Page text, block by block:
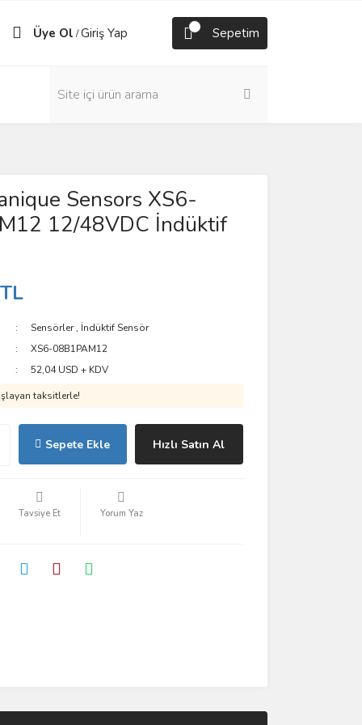
Üye Ol /Giriş Yap Sepetim
Sensors XS6-
12/48VDC İndüktif
Sensörler, İndüktif Sensör
XS6-08B1PAM12
52,04 USD + KDV
taksitlerle!
Sepete Ekle Hızlı Satın Al
Tavsiye Et Yorum Yaz